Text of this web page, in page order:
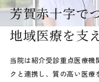
芳賀赤十字で
地域医療を支
当院は紹介受診重点医療機
クと連携し、質の高い医療